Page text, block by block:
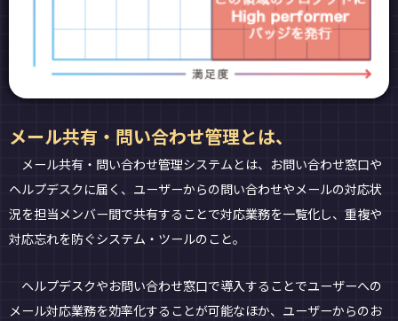
メール共有・問い合わせ管理とは、
メール共有・問い合わせ管理システムとは、お問い合わせ窓口や
ヘルプデスクに届く、ユーザーからの問い合わせやメールの対応状
況を担当メンバー間で共有することで対応業務を一覧化し、重複や
対応忘れを防ぐシステム・ツールのこと。
ヘルプデスクやお問い合わせ窓口で導入することでユーザーへの
メール対応業務を効率化することが可能なほか、ユーザーからのお